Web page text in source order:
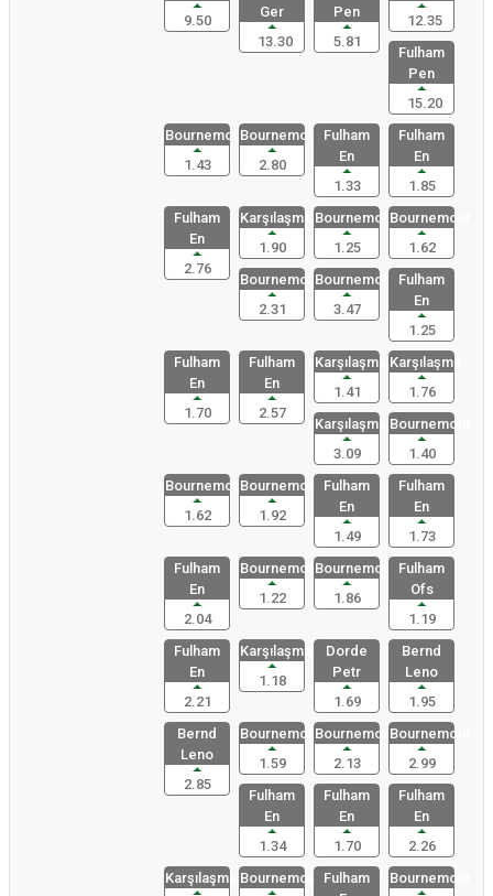
9.50
Ger
13.30
Pen
5.81
12.35
Fulham
Pen
15.20
Bournemout
1.43
Bournemout
2.80
Fulham
En
1.33
Fulham
En
1.85
Fulham
En
2.76
Karşılaşma
1.90
Bournemout
1.25
Bournemout
1.62
Bournemout
2.31
Bournemout
3.47
Fulham
En
1.25
Fulham
En
1.70
Fulham
En
2.57
Karşılaşma
1.41
Karşılaşma
1.76
Karşılaşma
3.09
Bournemout
1.40
Bournemout
1.62
Bournemout
1.92
Fulham
En
1.49
Fulham
En
1.73
Fulham
En
2.04
Bournemout
1.22
Bournemout
1.86
Fulham
Ofs
1.19
Fulham
En
2.21
Karşılaşma
1.18
Dorde
Petr
1.69
Bernd
Leno
1.95
Bernd
Leno
2.85
Bournemout
1.59
Bournemout
2.13
Bournemout
2.99
Fulham
En
1.34
Fulham
En
1.70
Fulham
En
2.26
Karşılaşma
Bournemout
Fulham
Bournemout